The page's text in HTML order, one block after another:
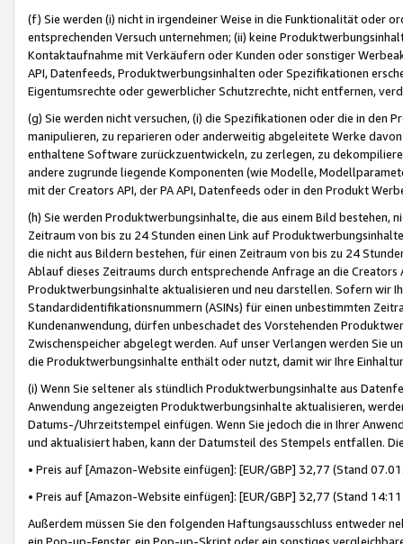
(f) Sie werden (i) nicht in irgendeiner Weise in die Funktionalität oder
entsprechenden Versuch unternehmen; (ii) keine
Kontaktaufnahme mit Verkäufern oder Kunden oder sonstiger
API, Datenfeeds, Produktwerbungsinhalten oder Spezifikationen
Eigentumsrechte oder gewerblicher Schutzrechte, nicht entfernen,
(g) Sie werden nicht versuchen, (i) die Spezifikationen oder die in
manipulieren, zu reparieren oder anderweitig abgeleitete Werke
enthaltene Software zurückzuentwickeln, zu zerlegen, zu
andere zugrunde liegende Komponenten (wie Modelle,
mit der Creators API, der PA API, Datenfeeds oder in den Produkt
(h) Sie werden Produktwerbungsinhalte, die aus einem Bild bestehen,
Zeitraum von bis zu 24 Stunden einen Link auf
die nicht aus Bildern bestehen, für einen Zeitraum von bis zu 24
Ablauf dieses Zeitraums durch entsprechende Anfrage an die
Produktwerbungsinhalte aktualisieren und neu darstellen. Sofern wir
Standardidentifikationsnummern (ASINs) für einen unbestimmten
Kundenanwendung, dürfen unbeschadet des Vorstehenden
Zwischenspeicher abgelegt werden. Auf unser Verlangen werden Sie
die Produktwerbungsinhalte enthält oder nutzt, damit wir Ihre
(i) Wenn Sie seltener als stündlich Produktwerbungsinhalte aus
Anwendung angezeigten Produktwerbungsinhalte aktualisieren,
Datums-/Uhrzeitstempel einfügen. Wenn Sie jedoch die in Ihrer
und aktualisiert haben, kann der Datumsteil des Stempels entfallen.
• Preis auf [Amazon-Website einfügen]: [EUR/GBP] 32,77 (Stand
• Preis auf [Amazon-Website einfügen]: [EUR/GBP] 32,77 (Stand
Außerdem müssen Sie den folgenden Haftungsausschluss entweder
ein Pop-up-Fenster, ein Pop-up-Skript oder ein sonstiges